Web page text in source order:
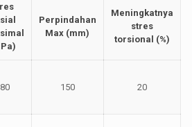
Perpindahan
Max (mm)
Meningkatnya
stres
torsional (%)
150 20